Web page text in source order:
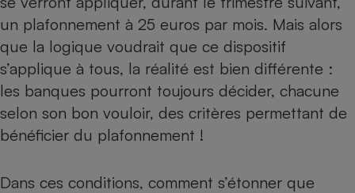
un plafonnement à 25 euros par mois. Mais alors
que la logique voudrait que ce dispositif
s’applique à tous, la réalité est bien différente :
les banques pourront toujours décider, chacune
selon son bon vouloir, des critères permettant de
bénéficier du plafonnement !
Dans ces conditions, comment s’étonner que
Cafetière à expressos